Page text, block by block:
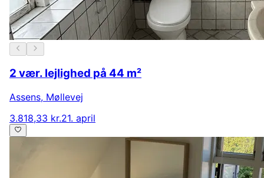
2 vær. lejlighed på 44 m²
Assens, Møllevej
3.818,33 kr.21. april